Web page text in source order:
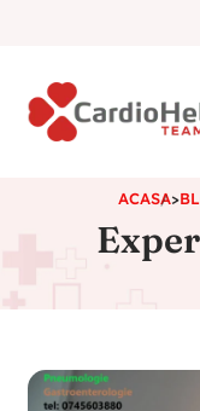
ACASA>